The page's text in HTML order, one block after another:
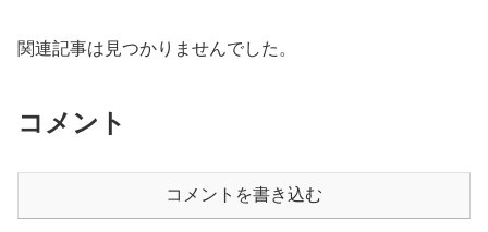
関連記事は見つかりませんでした。
コメント
コメントを書き込む